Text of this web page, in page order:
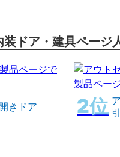
装ドア・建具ページ
きドア